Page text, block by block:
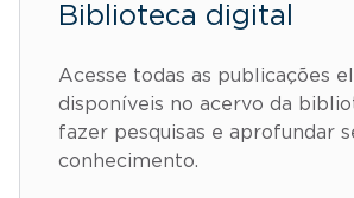
Biblioteca digital
Acesse todas as publicações
disponíveis no acervo da
fazer pesquisas e aprofundar
conhecimento.